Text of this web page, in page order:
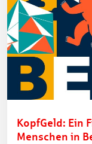
KopfGeld: Ein
Menschen in